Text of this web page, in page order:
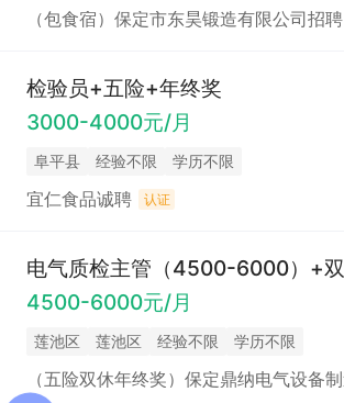
（包食宿）保定市东昊锻造有限公司招聘
检验员+五险+年终奖
3000-4000元/月
阜平县 经验不限 学历不限
宜仁食品诚聘 认证
4500-6000元/月
莲池区 莲池区 经验不限 学历不限